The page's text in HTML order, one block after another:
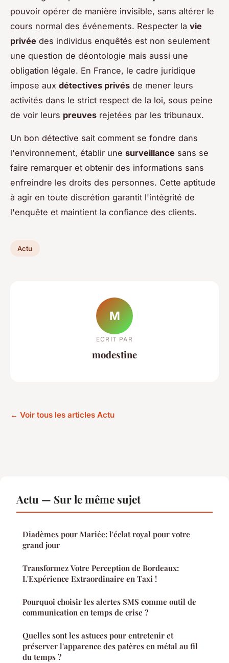
pouvoir opérer de manière invisible, sans altérer le
cours normal des événements. Respecter la vie
privée des individus enquêtés est non seulement
une question de déontologie mais aussi une
obligation légale. En France, le cadre juridique
impose aux détectives privés de mener leurs
activités dans le strict respect de la loi, sous peine
de voir leurs preuves rejetées par les tribunaux.
Un bon détective sait comment se fondre dans
l'environnement, établir une surveillance sans se
faire remarquer et obtenir des informations sans
enfreindre les droits des personnes. Cette aptitude
à agir en toute discrétion garantit l'intégrité de
l'enquête et maintient la confiance des clients.
Actu
M
ECRIT PAR
modestine
← Voir tous les articles Actu
Actu — Sur le même sujet
Diadèmes pour Mariée: l'éclat royal pour votre
grand jour
Transformez Votre Perception de Bordeaux:
L'Expérience Extraordinaire en Taxi !
Pourquoi choisir les alertes SMS comme outil de
communication en temps de crise ?
Quelles sont les astuces pour entretenir et
préserver l'apparence des patères en métal au fil
du temps ?